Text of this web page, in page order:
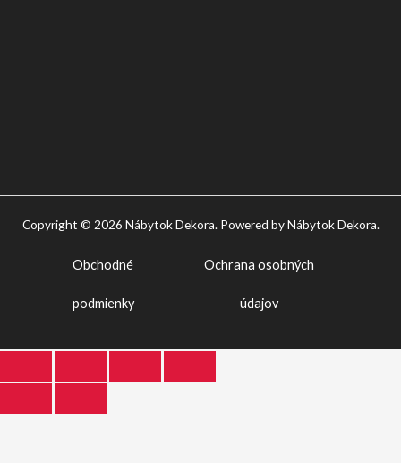
Copyright © 2026 Nábytok Dekora. Powered by Nábytok Dekora.
Obchodné
podmienky
Ochrana osobných
údajov